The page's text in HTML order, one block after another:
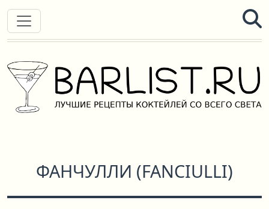
ФАНЧУЛЛИ (FANCIULLI)